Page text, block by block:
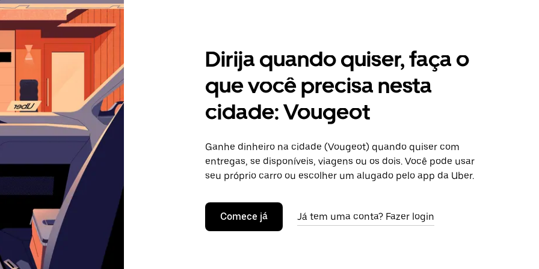
Dirija quando quiser, faça o
que você precisa nesta
cidade: Vougeot
Ganhe dinheiro na cidade (Vougeot) quando quiser com
entregas, se disponíveis, viagens ou os dois. Você pode usar
seu próprio carro ou escolher um alugado pelo app da Uber.
Comece já Já tem uma conta? Fazer login